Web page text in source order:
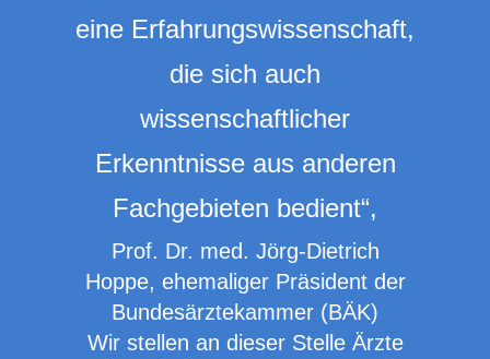
eine Erfahrungswissenschaft,
die sich auch
wissenschaftlicher
Erkenntnisse aus anderen
Fachgebieten bedient“,
Prof. Dr. med. Jörg-Dietrich
Hoppe, ehemaliger Präsident der
Bundesärztekammer (BÄK)
Wir stellen an dieser Stelle Ärzte